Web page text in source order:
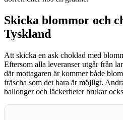
Skicka blommor och
Tyskland
Att skicka en ask choklad med
Eftersom alla leveranser utgår från
där mottagaren är kommer både
fräscha som det bara är möjligt.
ballonger och läckerheter brukar